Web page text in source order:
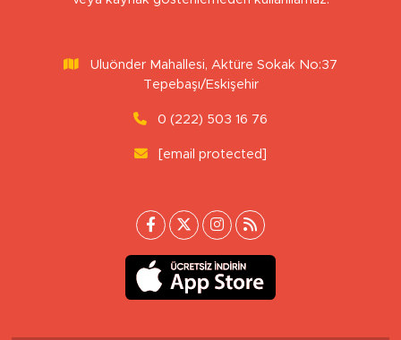
Uluönder Mahallesi, Aktüre Sokak No:37
Tepebaşı/Eskişehir
0 (222) 503 16 76
[email protected]